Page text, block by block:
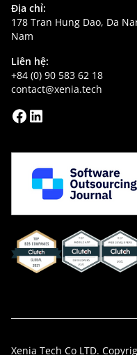
Địa chỉ:
178 Tran Hung Dao, Da
Nam
Liên hệ:
+84 (0) 90 583 62 18
contact@xenia.tech
Xenia Tech Co LTD.